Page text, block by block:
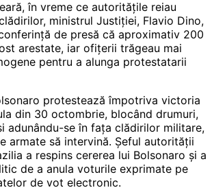
în vreme ce autoritățile reiau
ministrul Justiției, Flavio Dino,
de presă că aproximativ 200
arestate, iar ofițerii trăgeau mai
pentru a alunga protestatarii
protestează împotriva victoria
din 30 octombrie, blocând drumuri,
adunându-se în fața clădirilor militare,
armate să intervină. Șeful autorității
a respins cererea lui Bolsonaro și a
de a anula voturile exprimate pe
de vot electronic.